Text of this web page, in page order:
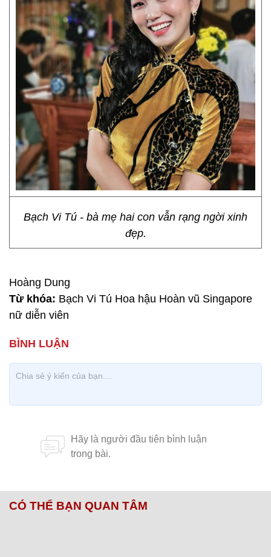
Bạch Vi Tú - bà mẹ hai con vẫn rạng ngời xinh
đẹp.
Hoàng Dung
Từ khóa: Bạch Vi Tú Hoa hậu Hoàn vũ Singapore
nữ diễn viên
CÓ THỂ BẠN QUAN TÂM